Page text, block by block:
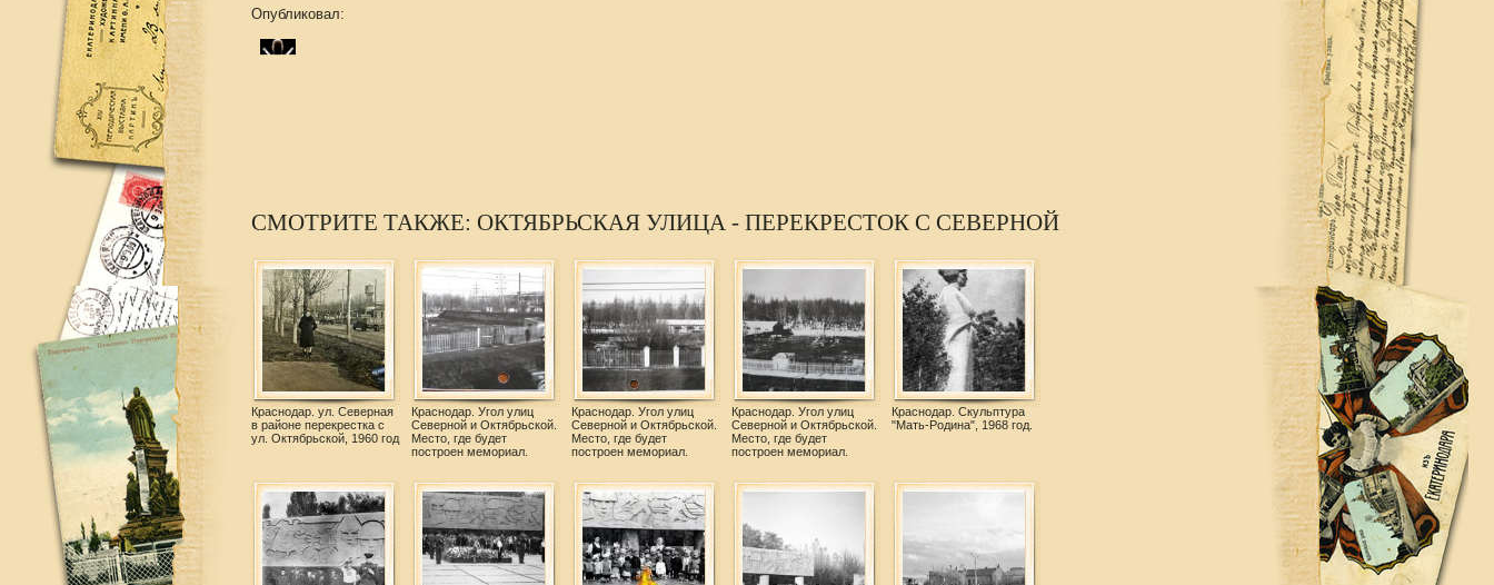
Опубликовал:
СМОТРИТЕ ТАКЖЕ: ОКТЯБРЬСКАЯ УЛИЦА - ПЕРЕКРЕСТОК С СЕВЕРНОЙ
Краснодар. ул. Северная
в районе перекрестка с
ул. Октябрьской, 1960 год
Краснодар. Угол улиц
Северной и Октябрьской.
Место, где будет
построен мемориал.
Краснодар. Угол улиц
Северной и Октябрьской.
Место, где будет
построен мемориал.
Краснодар. Угол улиц
Северной и Октябрьской.
Место, где будет
построен мемориал.
Краснодар. Скульптура
"Мать-Родина", 1968 год.